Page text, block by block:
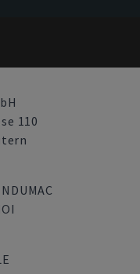
110